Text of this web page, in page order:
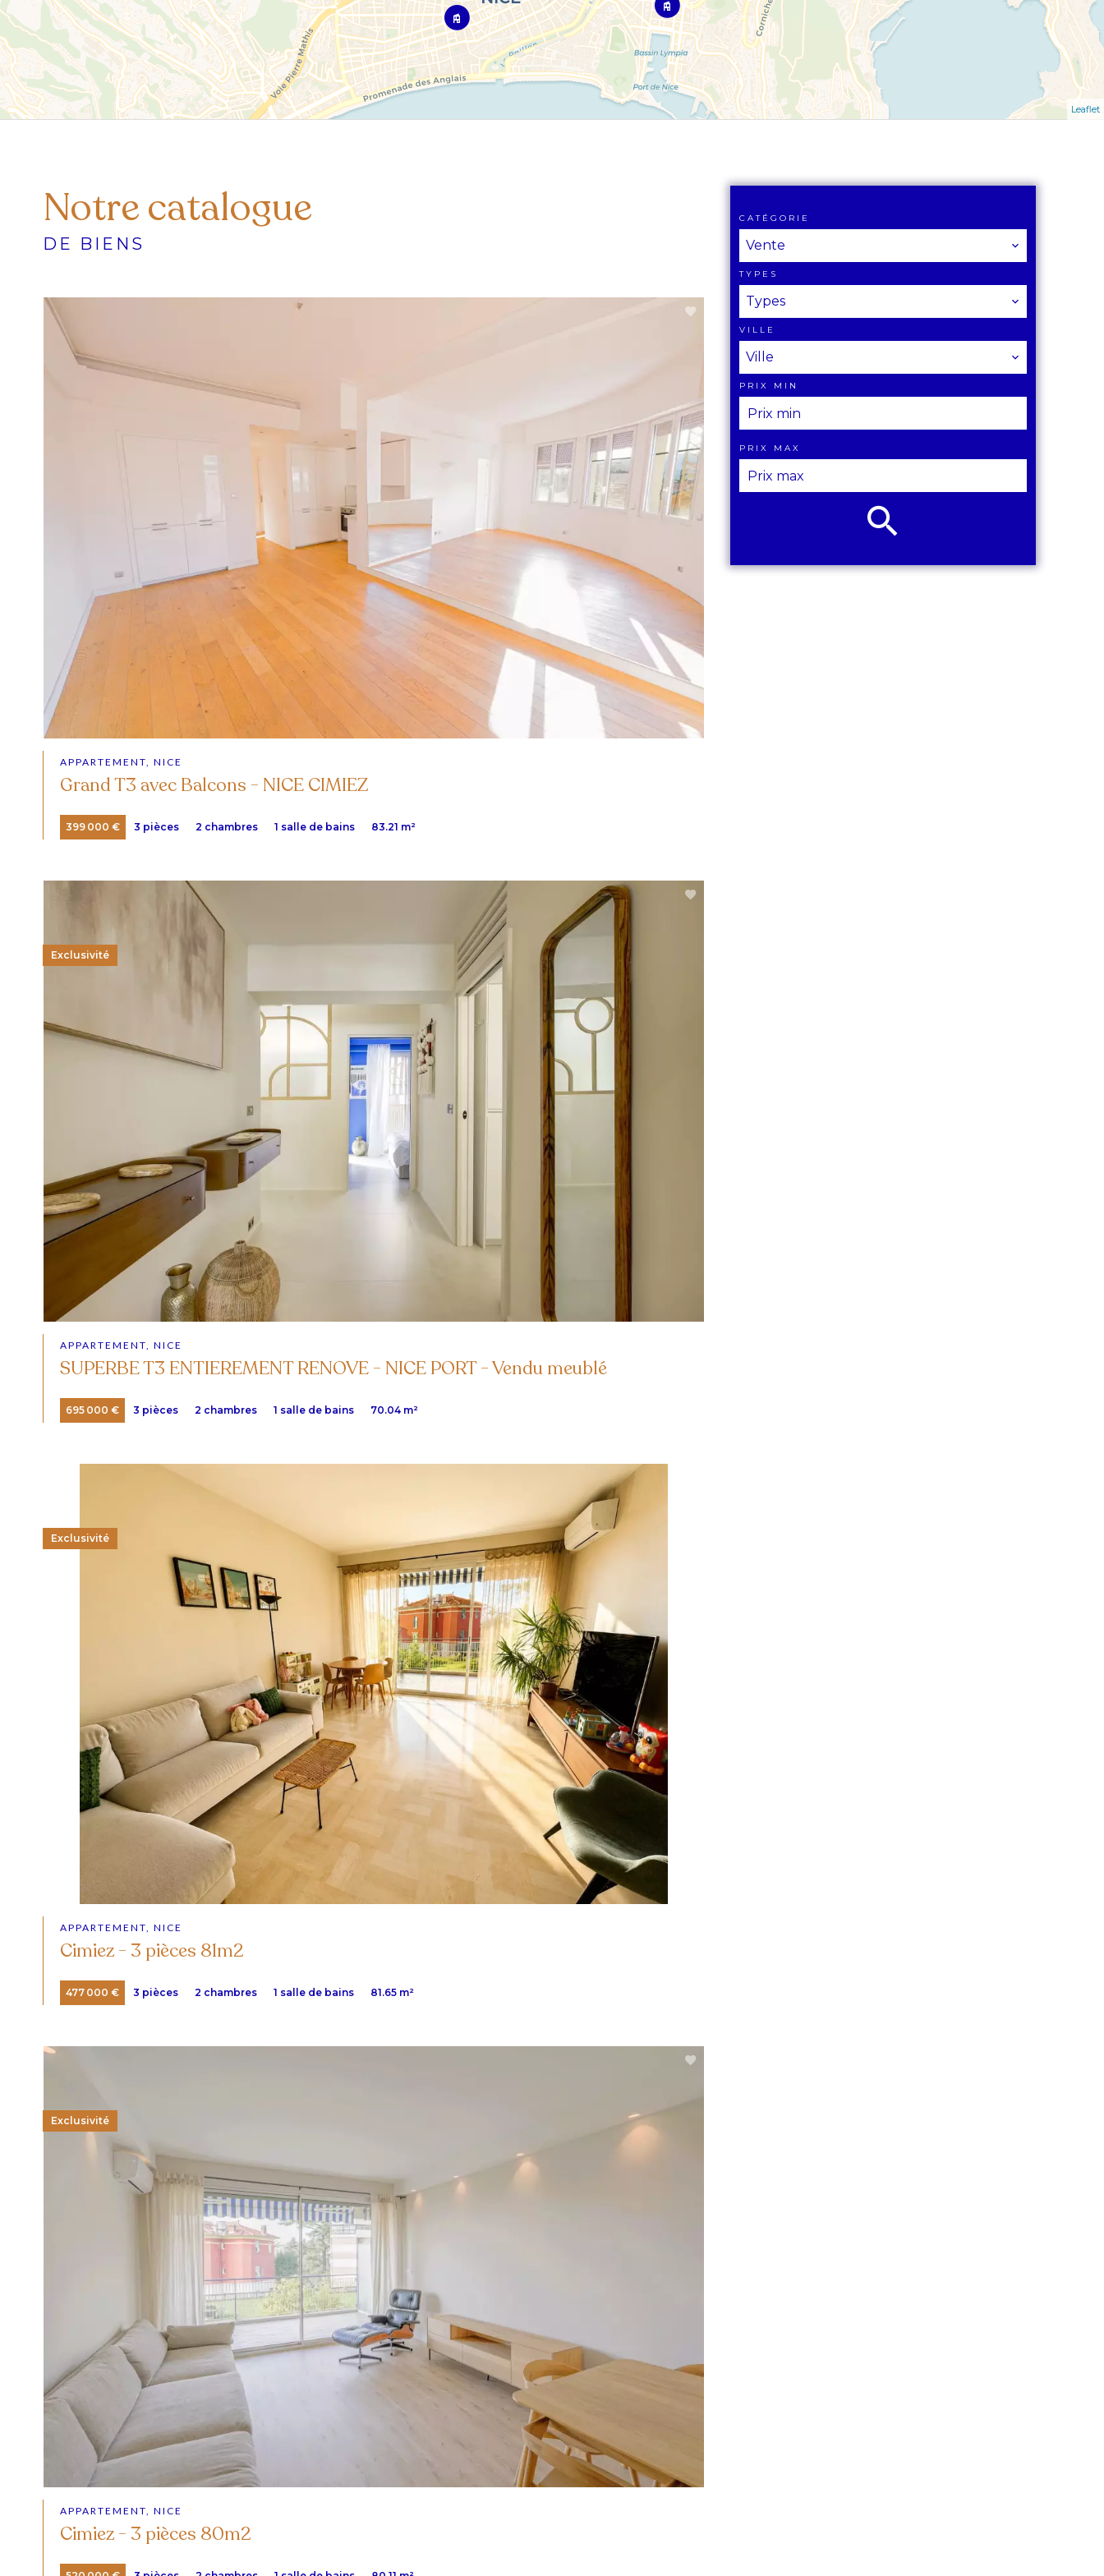
Leaflet
Notre catalogue
DE BIENS
APPARTEMENT, NICE
Grand T3 avec Balcons - NICE CIMIEZ
399 000 € 3 pièces 2 chambres 1 salle de bains 83.21 m²
APPARTEMENT, NICE
SUPERBE T3 ENTIEREMENT RENOVE - NICE PORT - Vendu meublé
695 000 € 3 pièces 2 chambres 1 salle de bains 70.04 m²
Exclusivité
APPARTEMENT, NICE
Cimiez - 3 pièces 81m2
477 000 € 3 pièces 2 chambres 1 salle de bains 81.65 m²
Exclusivité
APPARTEMENT, NICE
Cimiez - 3 pièces 80m2
Exclusivité
CATÉGORIE
Vente
TYPES
Types
VILLE
Ville
PRIX MIN
PRIX MAX